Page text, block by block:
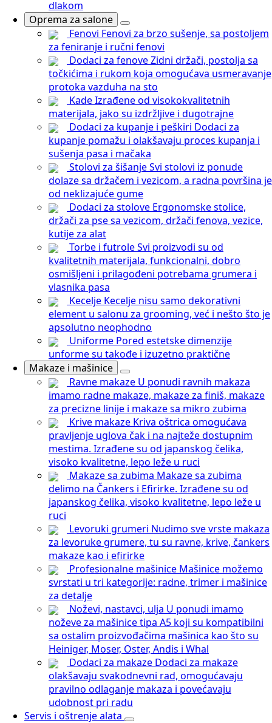
dlakom
Oprema za salone
Fenovi Fenovi za brzo sušenje, sa postoljem
za feniranje i ručni fenovi
Dodaci za fenoveZidni držači, postolja sa
točkićima i rukom koja omogućava usmeravanje
protoka vazduha na sto
KadeIzrađene od visokokvalitetnih
materijala, jako su izdržljive i dugotrajne
Dodaci za kupanje i peškiri Dodaci za
kupanje pomažu i olakšavaju proces kupanja i
sušenja pasa i mačaka
Stolovi za šišanjeSvi stolovi iz ponude
dolaze sa držačem i vezicom, a radna površina je
od neklizajuće gume
Dodaci za stolove Ergonomske stolice,
držači za pse sa vezicom, držači fenova, vezice,
kutije za alat
Torbe i futroleSvi proizvodi su od
kvalitetnih materijala, funkcionalni, dobro
osmišljeni i prilagođeni potrebama grumera i
vlasnika pasa
Kecelje Kecelje nisu samo dekorativni
element u salonu za grooming, već i nešto što je
apsolutno neophodno
Uniforme Pored estetske dimenzije
unforme su takođe i izuzetno praktične
Makaze i mašinice
Ravne makaze U ponudi ravnih makaza
imamo radne makaze, makaze za finiš, makaze
za precizne linije i makaze sa mikro zubima
Krive makaze Kriva oštrica omogućava
pravljenje uglova čak i na najteže dostupnim
mestima. Izrađene su od japanskog čelika,
visoko kvalitetne, lepo leže u ruci
Makaze sa zubima Makaze sa zubima
delimo na Čankers i Efirirke. Izrađene su od
japanskog čelika, visoko kvalitetne, lepo leže u
ruci
Levoruki grumeri Nudimo sve vrste makaza
za levoruke grumere, tu su ravne, krive, čankers
makaze kao i efirirke
Profesionalne mašinice Mašinice možemo
svrstati u tri kategorije: radne, trimer i mašinice
za detalje
Noževi, nastavci, ulja U ponudi imamo
noževe za mašinice tipa A5 koji su kompatibilni
sa ostalim proizvođačima mašinica kao što su
Heiniger, Moser, Oster, Andis i Whal
Dodaci za makaze Dodaci za makaze
olakšavaju svakodnevni rad, omogućavaju
pravilno odlaganje makaza i povećavaju
udobnost pri radu
Servis i oštrenje alata